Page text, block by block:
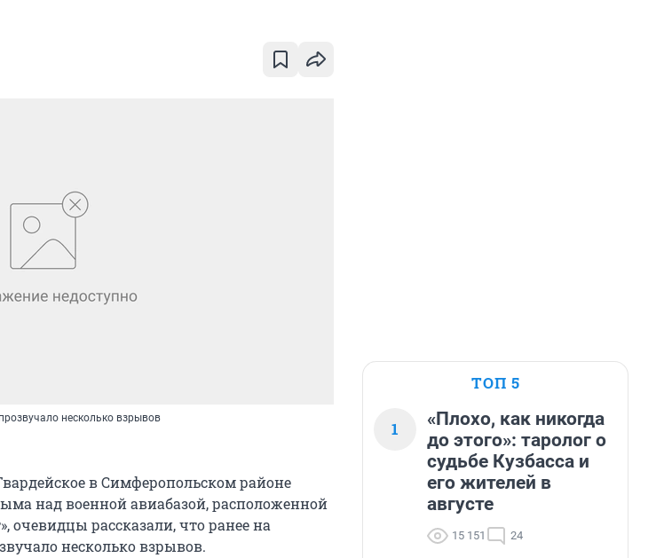
несколько взрывов
в Симферопольском районе
над военной авиабазой, расположенной
очевидцы рассказали, что ранее на
несколько взрывов.
ТОП 5
1
«Плохо, как никогда
до этого»: таролог о
судьбе Кузбасса и
его жителей в
августе
15 151 24